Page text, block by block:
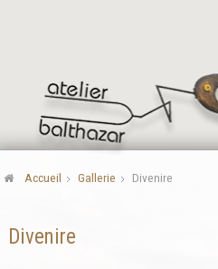
Accueil Gallerie Divenire
Divenire